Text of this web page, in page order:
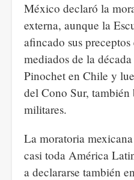
México declaró la
externa, aunque la
afincado sus
mediados de la
Pinochet en Chile y
del Cono Sur, también
militares.
La moratoria
casi toda América
a declararse también